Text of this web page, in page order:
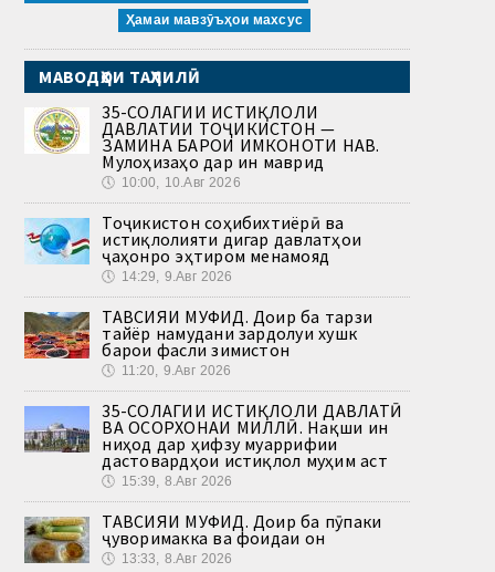
Ҳамаи мавзӯъҳои махсус
МАВОДҲОИ ТАҲЛИЛӢ
35-СОЛАГИИ ИСТИҚЛОЛИ
ДАВЛАТИИ ТОҶИКИСТОН —
ЗАМИНА БАРОИ ИМКОНОТИ НАВ.
Мулоҳизаҳо дар ин маврид
🕔 10:00, 10.Авг 2026
Тоҷикистон соҳибихтиёрӣ ва
истиқлолияти дигар давлатҳои
ҷаҳонро эҳтиром менамояд
🕔 14:29, 9.Авг 2026
ТАВСИЯИ МУФИД. Доир ба тарзи
тайёр намудани зардолуи хушк
барои фасли зимистон
🕔 11:20, 9.Авг 2026
35-СОЛАГИИ ИСТИҚЛОЛИ ДАВЛАТӢ
ВА ОСОРХОНАИ МИЛЛӢ. Нақши ин
ниҳод дар ҳифзу муаррифии
дастовардҳои истиқлол муҳим аст
🕔 15:39, 8.Авг 2026
ТАВСИЯИ МУФИД. Доир ба пӯпаки
ҷуворимакка ва фоидаи он
🕔 13:33, 8.Авг 2026